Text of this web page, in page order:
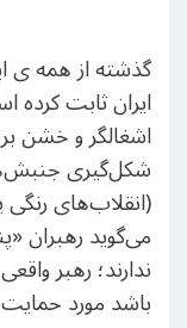
گذشته از همه ی
ایران ثابت کرده
اشغالگر و خشن
شکل‌گیری
(انقلاب‌های رنگی
می‌گوید رهبران
ندارند؛ رهبر
باشد مورد